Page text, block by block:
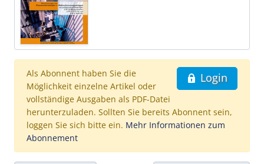
Login
Als Abonnent haben Sie die
Möglichkeit einzelne Artikel oder
vollständige Ausgaben als PDF-Datei
herunterzuladen. Sollten Sie bereits Abonnent sein,
loggen Sie sich bitte ein. Mehr Informationen zum
Abonnement